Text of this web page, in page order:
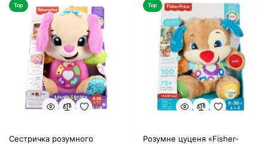
Top
Сестричка розумного
Top
Розумне цуценя «Fisher-